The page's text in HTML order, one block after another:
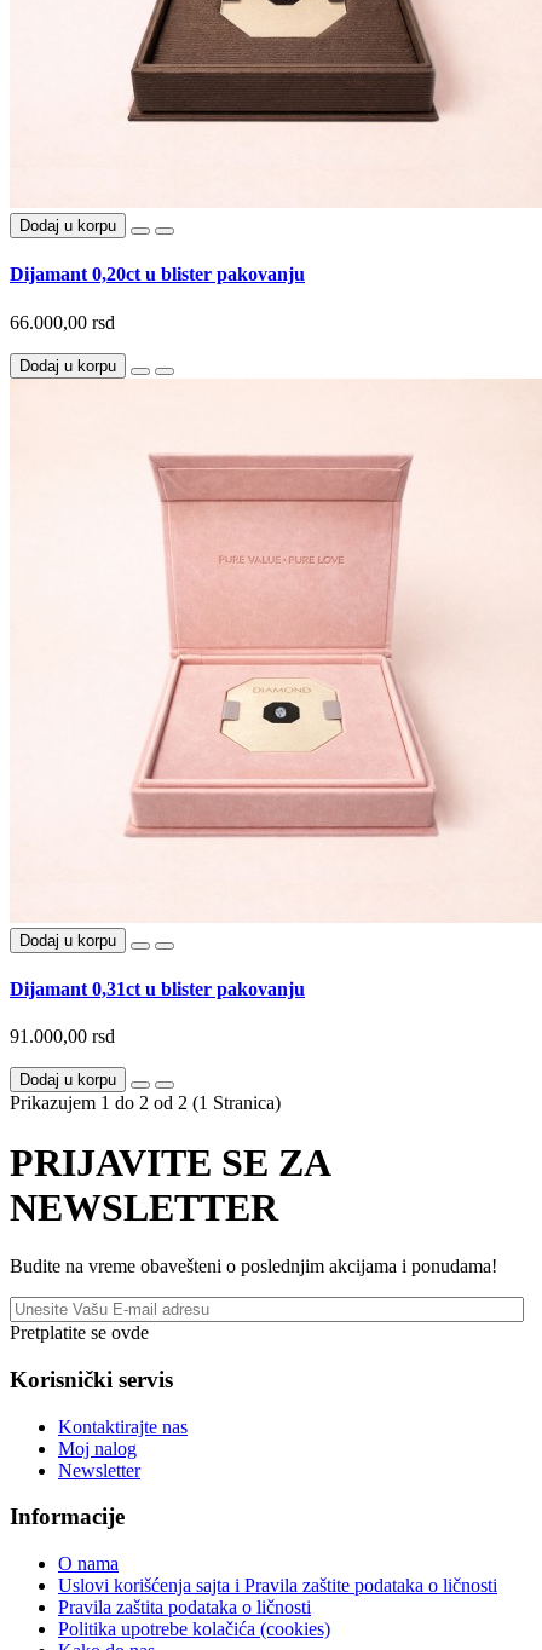
Dodaj u korpu
Dijamant 0,20ct u blister pakovanju
66.000,00 rsd
Dodaj u korpu
Dodaj u korpu
Dijamant 0,31ct u blister pakovanju
91.000,00 rsd
Dodaj u korpu
Prikazujem 1 do 2 od 2 (1 Stranica)
PRIJAVITE SE ZA
NEWSLETTER
Budite na vreme obavešteni o poslednjim akcijama i ponudama!
Pretplatite se ovde
Korisnički servis
Kontaktirajte nas
Moj nalog
Newsletter
Informacije
O nama
Uslovi korišćenja sajta i Pravila zaštite podataka o ličnosti
Pravila zaštita podataka o ličnosti
Politika upotrebe kolačića (cookies)